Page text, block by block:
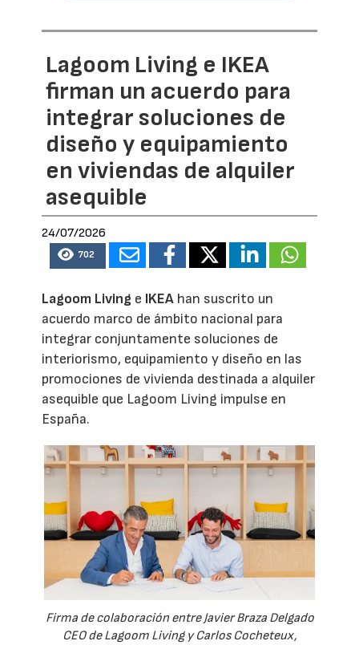
Lagoom Living e IKEA
firman un acuerdo para
integrar soluciones de
diseño y equipamiento
en viviendas de alquiler
asequible
24/07/2026
702
Lagoom Living e IKEA han suscrito un
acuerdo marco de ámbito nacional para
integrar conjuntamente soluciones de
interiorismo, equipamiento y diseño en las
promociones de vivienda destinada a alquiler
asequible que Lagoom Living impulse en
España.
Firma de colaboración entre Javier Braza Delgado
CEO de Lagoom Living y Carlos Cocheteux,